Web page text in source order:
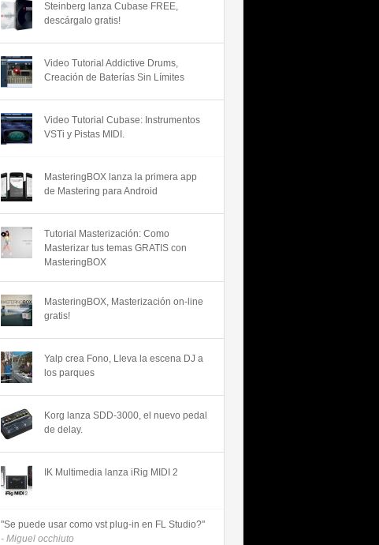
Steinberg lanza Cubase FREE,
descárgalo gratis!
Video Tutorial Addictive Drums,
Creación de Baterías Sin Límites
Video Tutorial Cubase: Instrumentos
VSTi y Pistas MIDI.
MasteringBOX lanza la primera app
de Mastering para Android
Tutorial Masterización: Como
Masterizar tus temas GRATIS con
MasteringBOX
MasteringBOX, Masterización on-line
gratis!
Yalp crea Fono, Lleva la escena DJ a
los parques
Korg lanza SDD-3000, el nuevo pedal
de delay.
IK Multimedia lanza iRig MIDI 2
"Se puede usar como vst plug-in en FL Studio?"
- Miguel occhiuto